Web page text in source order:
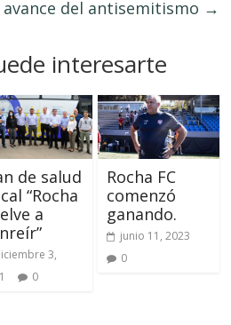
avance del antisemitismo →
interesarte
de salud
“Rocha
a
3,
0
Rocha FC
comenzó
ganando.
junio 11, 2023
0